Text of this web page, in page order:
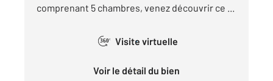
comprenant 5 chambres, venez découvrir ce ...
360° Visite virtuelle
Voir le détail du bien